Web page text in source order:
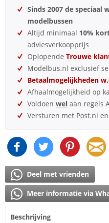
Sinds 2007 de speciaal
modelbussen
Altijd minimaal 10%
adviesverkoopprijs
Oplopende Trouwe
Modelbus.nl exclusief
Betaalmogelijkheden
Afhaalmogelijkheid op
Voldoen wel aan regels
Versturen met Post.nl en
Deel met vrienden
Meer informatie via
Beschrijving